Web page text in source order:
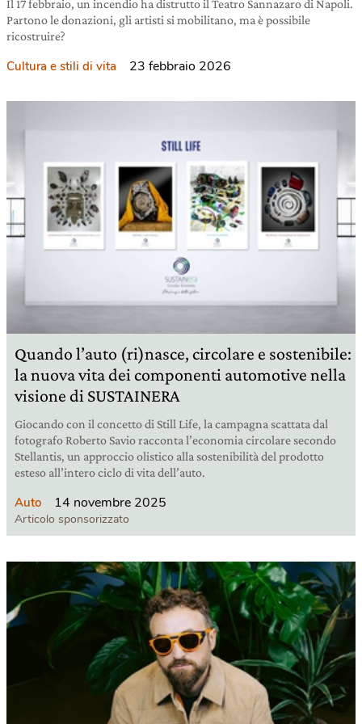
Il 17 febbraio, un incendio ha distrutto il Teatro Sannazaro di Napoli.
Partono le donazioni, gli artisti si mobilitano, ma è possibile
ricostruire?
Cultura e stili di vita 23 febbraio 2026
Quando l’auto (ri)nasce, circolare e sostenibile:
la nuova vita dei componenti automotive nella
visione di SUSTAINERA
Giocando con il concetto di Still Life, la campagna scattata dal
fotografo Roberto Savio racconta l’economia circolare secondo
Stellantis, un approccio olistico alla sostenibilità del prodotto
esteso all’intero ciclo di vita dell’auto.
Auto 14 novembre 2025
Articolo sponsorizzato